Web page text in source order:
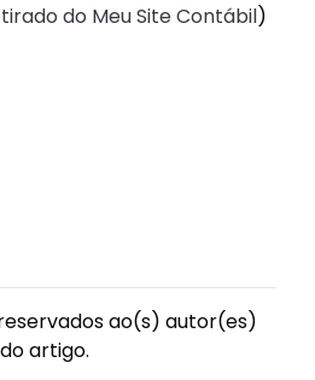
do Meu Site Contábil)
ao(s) autor(es)
do artigo.